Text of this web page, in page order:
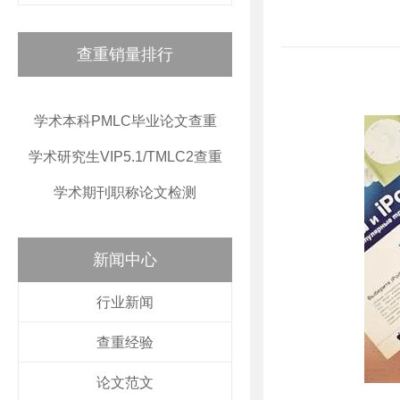
查重销量排行
学术本科PMLC毕业论文查重
学术研究生VIP5.1/TMLC2查重
学术期刊职称论文检测
新闻中心
行业新闻
查重经验
论文范文